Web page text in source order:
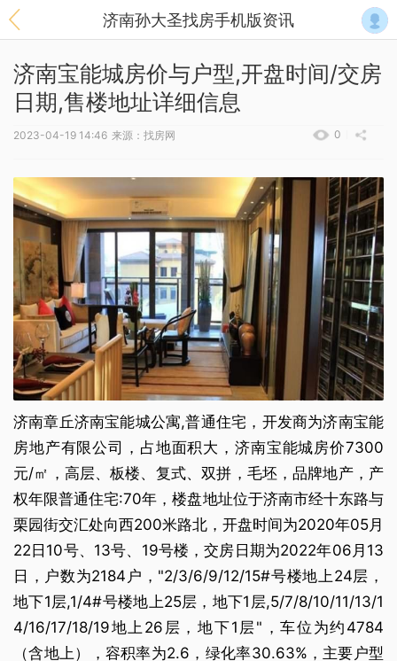
济南孙大圣找房手机版资讯
济南宝能城房价与户型,开盘时间/交房
日期,售楼地址详细信息
0
2023-04-19 14:46 来源：找房网
济南章丘济南宝能城公寓,普通住宅，开发商为济南宝能
房地产有限公司，占地面积大，济南宝能城房价7300
元/㎡，高层、板楼、复式、双拼，毛坯，品牌地产，产
权年限普通住宅:70年，楼盘地址位于济南市经十东路与
栗园街交汇处向西200米路北，开盘时间为2020年05月
22日10号、13号、19号楼，交房日期为2022年06月13
日，户数为2184户，"2/3/6/9/12/15#号楼地上24层，
地下1层,1/4#号楼地上25层，地下1层,5/7/8/10/11/13/1
4/16/17/18/19地上26层，地下1层"，车位为约4784
（含地上），容积率为2.6，绿化率30.63%，主要户型